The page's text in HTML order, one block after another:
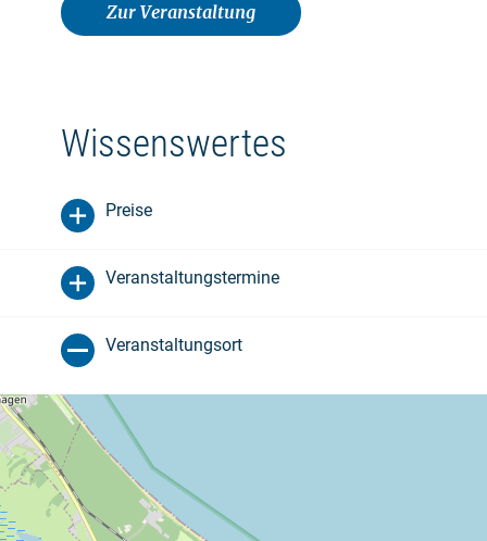
Zur Veranstaltung
Wissenswertes
Preise
Veranstaltungstermine
Veranstaltungsort